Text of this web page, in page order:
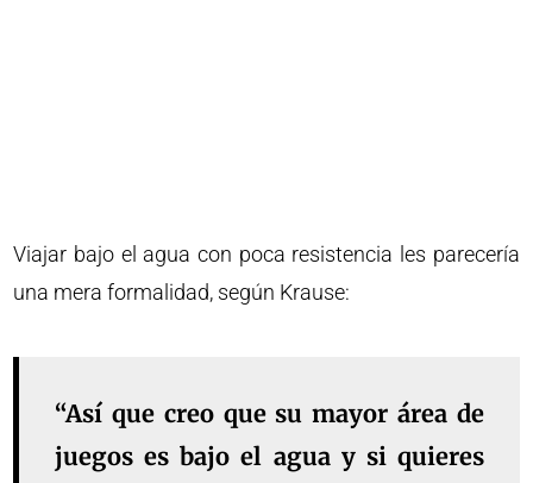
Viajar bajo el agua con poca resistencia les parecería
una mera formalidad, según Krause:
“Así que creo que su mayor área de
juegos es bajo el agua y si quieres